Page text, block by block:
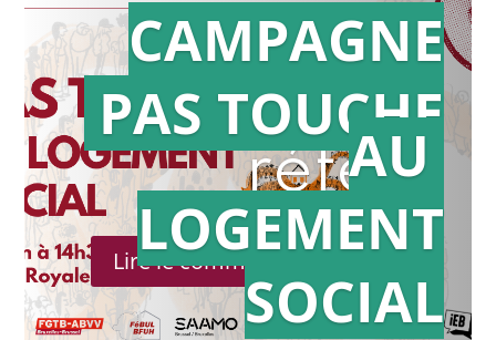
Action en
référé
Lire le communiqué de presse
CAMPAGNE
PAS TOUCHE
AU
LOGEMENT
SOCIAL